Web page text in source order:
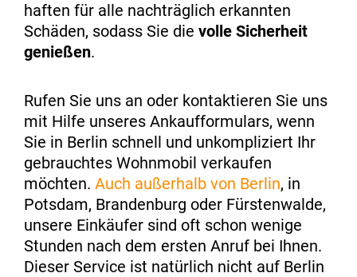
haften für alle nachträglich erkannten
Schäden, sodass Sie die volle Sicherheit
genießen.
Rufen Sie uns an oder kontaktieren Sie uns
mit Hilfe unseres Ankaufformulars, wenn
Sie in Berlin schnell und unkompliziert Ihr
gebrauchtes Wohnmobil verkaufen
möchten. Auch außerhalb von Berlin, in
Potsdam, Brandenburg oder Fürstenwalde,
unsere Einkäufer sind oft schon wenige
Stunden nach dem ersten Anruf bei Ihnen.
Dieser Service ist natürlich nicht auf Berlin